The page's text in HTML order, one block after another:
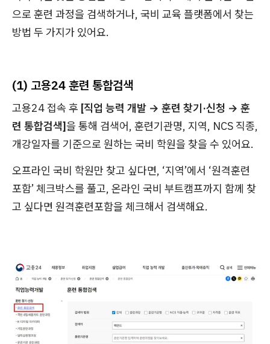
으로 훈련 과정을 검색하거나, 국비 교육 플랫폼에서 찾는
방법 두 가지가 있어요.
(1) 고용24 훈련 통합검색
고용24 접속 후 [직업 능력 개발 → 훈련 찾기·신청 → 훈
련 통합검색]을 통해 검색어, 훈련기관명, 지역, NCS 직종,
개강일자를 기준으로 원하는 국비 학원을 찾을 수 있어요.
오프라인 국비 학원만 찾고 싶다면, ‘지역’에서 ‘원격훈련
포함’ 체크박스를 풀고, 온라인 국비 부트캠프까지 함께 찾
고 싶다면 원격훈련포함을 체크해서 검색해요.